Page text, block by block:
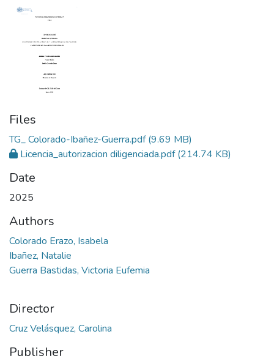
Files
TG_ Colorado-Ibañez-Guerra.pdf(9.69 MB)
Licencia_autorizacion diligenciada.pdf(214.74 KB)
Date
2025
Authors
Colorado Erazo, Isabela
Ibañez, Natalie
Guerra Bastidas, Victoria Eufemia
Director
Cruz Velásquez, Carolina
Publisher